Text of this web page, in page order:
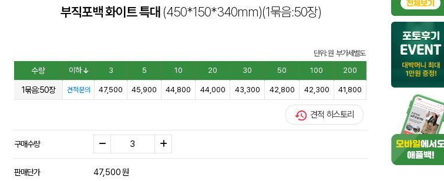
더스트백
부직포백 화이트 특대(450*150*340mm)(1묶음:50장)
단위: 원 부가세별도
수량 이하 3 5 10 20 30 50 100 200
1묶음:50장 견적문의 47,500 45,900 44,800 44,000 43,300 42,800 42,300 41,800
견적 히스토리
구매수량
판매단가 47,500원